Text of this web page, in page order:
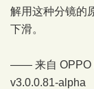
解用这种分镜的
下滑。
—— 来自 OPPO
v3.0.0.81-alpha